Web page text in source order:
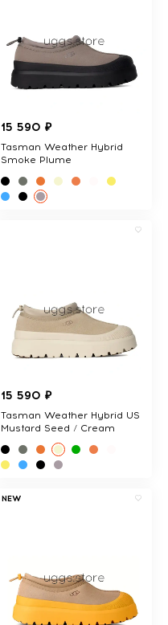
15 590 ₽
Tasman Weather Hybrid
Smoke Plume
15 590 ₽
Tasman Weather Hybrid US
Mustard Seed / Cream
NEW